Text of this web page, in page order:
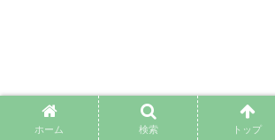
ホーム 検索 トップ